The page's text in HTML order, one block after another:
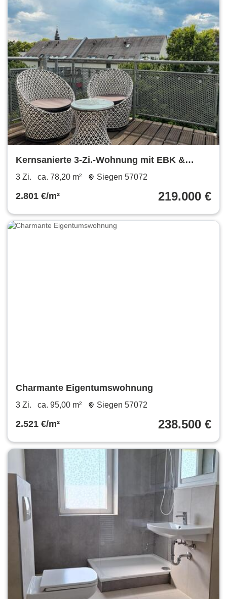
Kernsanierte 3-Zi.-Wohnung mit EBK &
Balkon | Siegen Wellersberg
3 Zi. ca. 78,20 m² Siegen 57072
2.801 €/m² 219.000 €
Charmante Eigentumswohnung
3 Zi. ca. 95,00 m² Siegen 57072
2.521 €/m² 238.500 €